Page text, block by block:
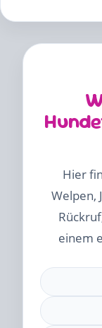
Hier
Welpen,
einem